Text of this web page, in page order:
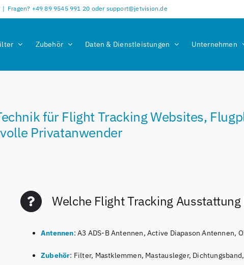
| Fragen? +49 89 9545 991 20 oder support@jetvision.de
Zubehör Daten & Dienstleistungen Unternehmen
für Flight Tracking Websites,
Privatanwender
Welche Flight Tracking
Antennen: A3 ADS-B Antennen, Active Diapason Antennen,
Zubehör: Filter, Mastklemmen, Mastausleger,